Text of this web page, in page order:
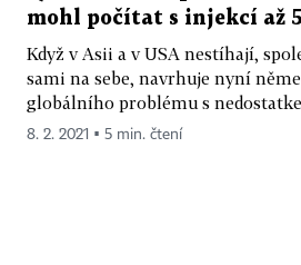
mohl počítat s injekcí až
Když v Asii a v USA nestíhají,
sami na sebe, navrhuje nyní
globálního problému s
8. 2. 2021 ▪ 5 min. čtení